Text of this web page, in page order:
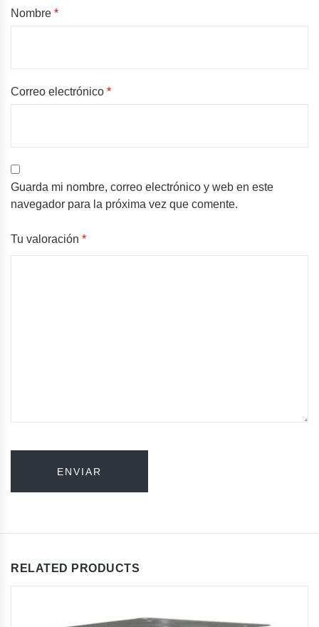
Nombre *
Correo electrónico *
Guarda mi nombre, correo electrónico y web en este
navegador para la próxima vez que comente.
Tu valoración *
RELATED PRODUCTS